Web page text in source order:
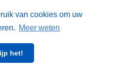
van cookies om uw
Meer weten
het!